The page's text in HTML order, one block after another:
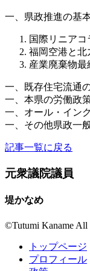
一、県政推進の基
国際リニア
福岡空港と北
産業廃棄物
一、既存住宅流通
一、本県の労働政
一、オール・イン
一、その他県政一
記事一覧に戻る
元衆議院議員
堤かなめ
©︎Tutumi Kaname All
トップページ
プロフィール